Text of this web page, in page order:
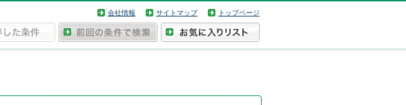
会社情報 サイトマップ トップページ